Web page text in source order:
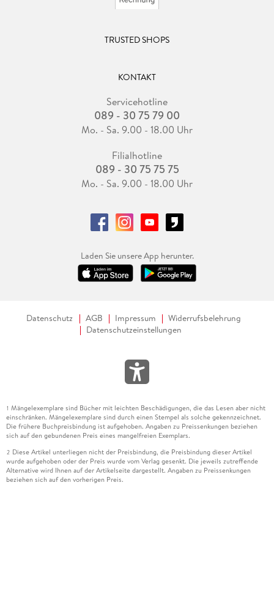
TRUSTED SHOPS
KONTAKT
Servicehotline
089 - 30 75 79 00
Mo. - Sa. 9.00 - 18.00 Uhr
Filialhotline
089 - 30 75 75 75
Mo. - Sa. 9.00 - 18.00 Uhr
Laden Sie unsere App herunter.
Datenschutz AGB Impressum
Widerrufsbelehrung
Datenschutzeinstellungen
1 Mängelexemplare sind Bücher mit leichten Beschädigungen, die das Lesen aber nicht
einschränken. Mängelexemplare sind durch einen Stempel als solche gekennzeichnet.
Die frühere Buchpreisbindung ist aufgehoben. Angaben zu Preissenkungen beziehen
sich auf den gebundenen Preis eines mangelfreien Exemplars.
2 Diese Artikel unterliegen nicht der Preisbindung, die Preisbindung dieser Artikel
wurde aufgehoben oder der Preis wurde vom Verlag gesenkt. Die jeweils zutreffende
Alternative wird Ihnen auf der Artikelseite dargestellt. Angaben zu Preissenkungen
beziehen sich auf den vorherigen Preis.